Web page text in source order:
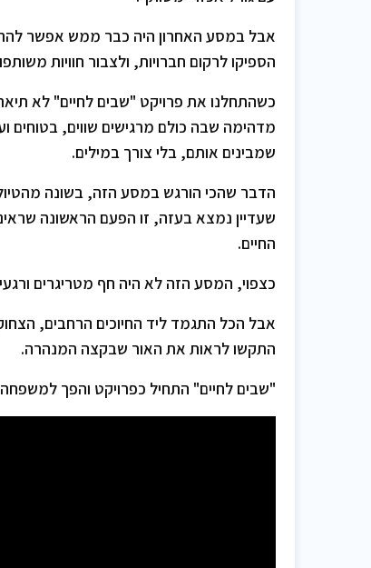
אבל במסע האחרון היה כבר ממש אפשר
הספיקו לרקום חברויות, ולצבור חוויות
כשהתחלנו את פרויקט "שבים לחיים" לא
מדהימה שבה כולם מרגישים שווים,
שמבינים אותם, בלי צורך במילים.
הדבר שהכי הורגש במסע הזה, בשונה
שעדיין נמצא בעזה, זו הפעם הראשונה
החיים.
כצפוי, המסע הזה לא היה חף מטריגרים
אבל הכל התגמד ליד החיוכים הרחבים,
התקשו לראות את האור שבקצה המנהרה.
"שבים לחיים" התחיל כפרויקט והפך